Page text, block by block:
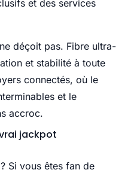
et des services
déçoit pas. Fibre ultra-
et stabilité à toute
connectés, où le
et le
accroc.
jackpot
Si vous êtes fan de